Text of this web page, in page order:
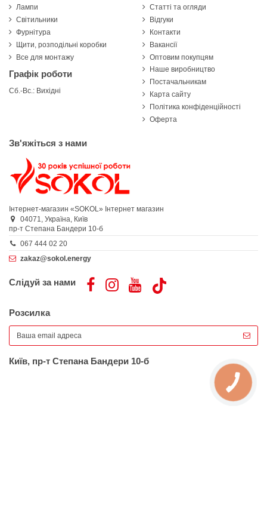
Лампи
Світильники
Фурнітура
Щити, розподільні коробки
Все для монтажу
Графік роботи
Сб.-Вс.: Вихідні
Статті та огляди
Відгуки
Контакти
Вакансії
Оптовим покупцям
Наше виробництво
Постачальникам
Карта сайту
Політика конфіденційності
Оферта
Зв'яжіться з нами
Інтернет-магазин «SOKOL» Інтернет магазин
04071, Україна, Київ
пр-т Степана Бандери 10-б
067 444 02 20
zakaz@sokol.energy
Слідуй за нами
Розсилка
Київ, пр-т Степана Бандери 10-б